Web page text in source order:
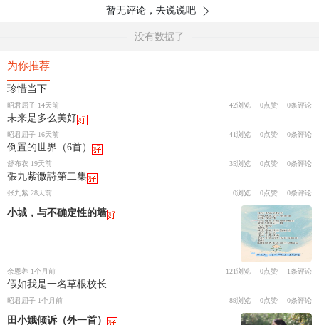
暂无评论，去说说吧
没有数据了
为你推荐
珍惜当下
昭君屈子 14天前 42浏览 0点赞 0条评论
未来是多么美好
昭君屈子 16天前 41浏览 0点赞 0条评论
倒置的世界（6首）
舒布衣 19天前 35浏览 0点赞 0条评论
張九紫微詩第二集
张九紫 28天前 0浏览 0点赞 0条评论
小城，与不确定性的墙
余恩养 1个月前 121浏览 0点赞 1条评论
假如我是一名草根校长
昭君屈子 1个月前 89浏览 0点赞 0条评论
田小娥倾诉（外一首）